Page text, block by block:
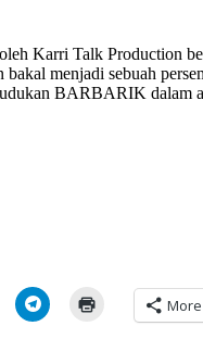
Karri Talk Production
menjadi sebuah
BARBARIK dalam
More